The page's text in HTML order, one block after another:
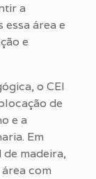
a
essa área e
e
o CEI
de
e a
Em
madeira,
com